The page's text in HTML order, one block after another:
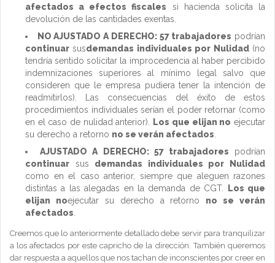
afectados a efectos fiscales si hacienda solicita la
devolución de las cantidades exentas.
NO AJUSTADO A DERECHO: 57 trabajadores podrían
continuar susdemandas individuales por Nulidad(no
tendría sentido solicitar la improcedencia al haber percibido
indemnizaciones superiores al mínimo legal salvo que
consideren que le empresa pudiera tener la intención de
readmitirlos). Las consecuencias del éxito de estos
procedimientos individuales serían el poder retornar (como
en el caso de nulidad anterior).
Los que elijan no ejecutar
su derecho a retorno no se verán afectados
AJUSTADO A DERECHO: 57 trabajadores podrían
continuar sus demandas individuales por Nulidad
como en el caso anterior, siempre que aleguen razones
distintas a las alegadas en la demanda de CGT.
Los que
elijan noejecutar su derecho a retorno no se verán
afectados
Creemos que lo anteriormente detallado debe servir para tranquilizar
a los afectados por este capricho de la dirección. También queremos
dar respuesta a aquellos que nos tachan de inconscientes por creer en